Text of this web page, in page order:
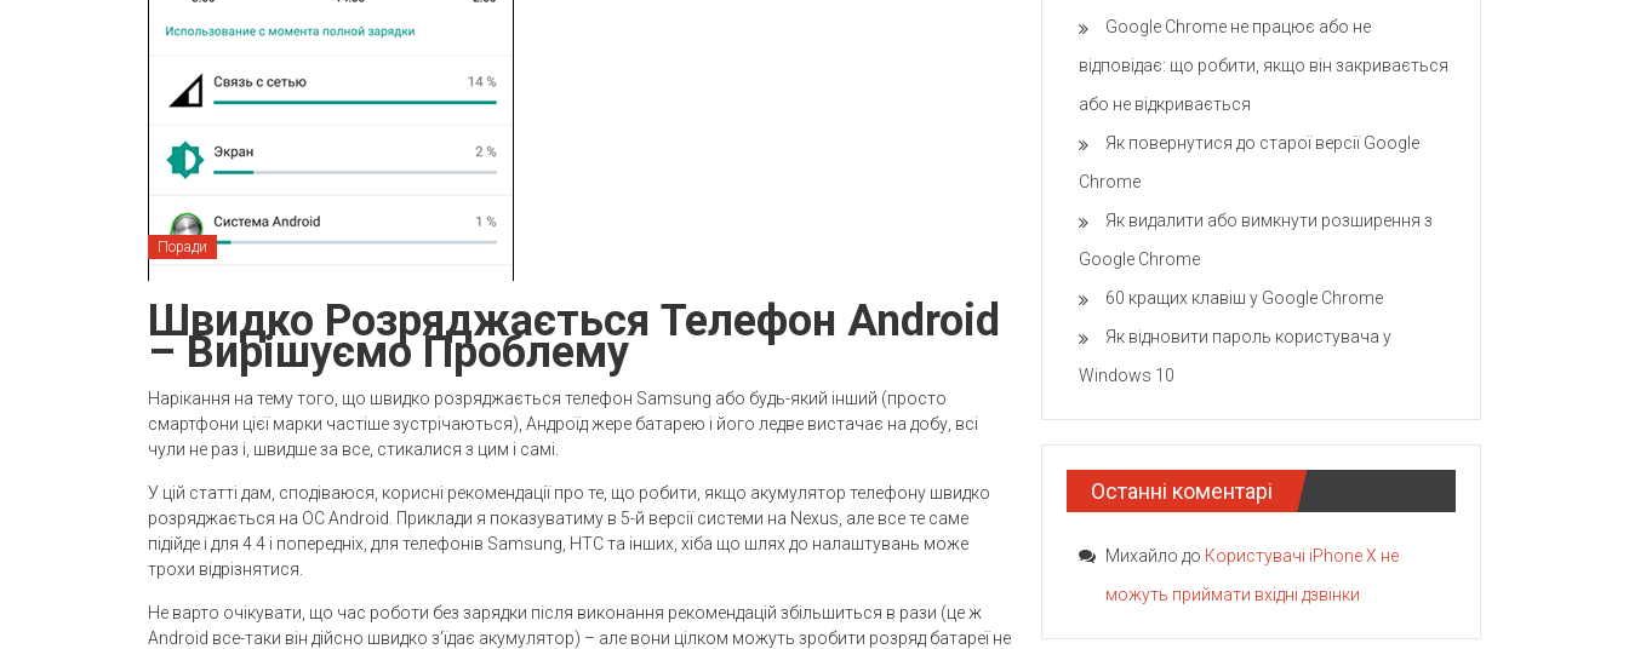
Поради
Швидко Розряджається Телефон Android
– Вирішуємо Проблему
Нарікання на тему того, що швидко розряджається телефон Samsung або будь-який інший (просто
смартфони цієї марки частіше зустрічаються), Андроїд жере батарею і його ледве вистачає на добу, всі
чули не раз і, швидше за все, стикалися з цим і самі.
У цій статті дам, сподіваюся, корисні рекомендації про те, що робити, якщо акумулятор телефону швидко
розряджається на ОС Android. Приклади я показуватиму в 5-й версії системи на Nexus, але все те саме
підійде і для 4.4 і попередніх, для телефонів Samsung, HTC та інших, хіба що шлях до налаштувань може
трохи відрізнятися.
Не варто очікувати, що час роботи без зарядки після виконання рекомендацій збільшиться в рази (це ж
Android все-таки він дійсно швидко з’їдає акумулятор) – але вони цілком можуть зробити розряд батареї не
Google Chrome не працює або не
відповідає: що робити, якщо він закривається
або не відкривається
Як повернутися до старої версії Google
Chrome
Як видалити або вимкнути розширення з
Google Chrome
60 кращих клавіш у Google Chrome
Як відновити пароль користувача у
Windows 10
Останні коментарі
Михайло до Користувачі iPhone X не
можуть приймати вхідні дзвінки